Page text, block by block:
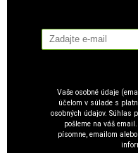
Vaše osobné údaje
účelom v súlade s
osobných údajov. Súhlas
pošleme na váš
písomne, emailom